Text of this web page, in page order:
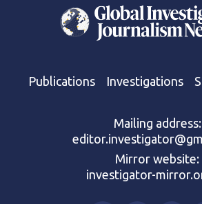
Publications Investigations
Mailing address:
Mirror website:
investigator-